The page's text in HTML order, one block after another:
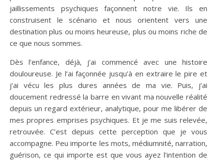
jaillissements psychiques façonnent notre vie. Ils en
construisent le scénario et nous orientent vers une
destination plus ou moins heureuse, plus ou moins riche de
ce que nous sommes.
Dès l’enfance, déjà, j’ai commencé avec une histoire
douloureuse. Je l’ai façonnée jusqu’à en extraire le pire et
j’ai vécu les plus dures années de ma vie. Puis, j’ai
doucement redressé la barre en vivant ma nouvelle réalité
depuis un regard extérieur, analytique, pour me libérer de
mes propres emprises psychiques. Et je me suis relevée,
retrouvée. C’est depuis cette perception que je vous
accompagne. Peu importe les mots, médiumnité, narration,
guérison, ce qui importe est que vous ayez l’intention de